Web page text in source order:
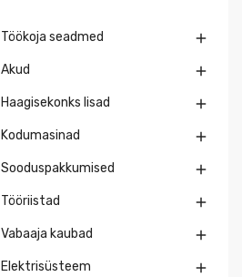
Töökoja seadmed 
Akud 
Haagisekonks lisad 
Kodumasinad 
Sooduspakkumised 
Tööriistad 
Vabaaja kaubad 
Elektrisüsteem 